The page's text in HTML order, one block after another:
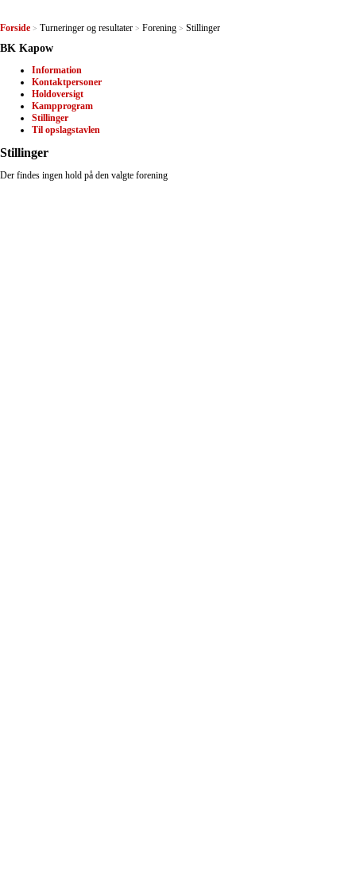
Forside > Turneringer og resultater > Forening > Stillinger
BK Kapow
Information
Kontaktpersoner
Holdoversigt
Kampprogram
Stillinger
Til opslagstavlen
Stillinger
Der findes ingen hold på den valgte forening